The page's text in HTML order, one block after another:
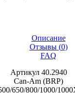
Описание
Отзывы (0)
FAQ
Артикул 40.2940
Can-Am (BRP)
650/800/1000/